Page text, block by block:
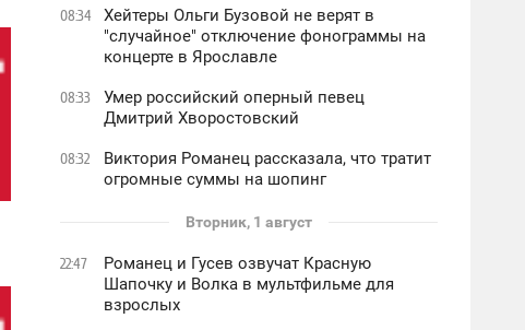
08:34
Хейтеры Ольги Бузовой не верят в
"случайное" отключение фонограммы на
концерте в Ярославле
08:33
Умер российский оперный певец
Дмитрий Хворостовский
08:32
Виктория Романец рассказала, что тратит
огромные суммы на шопинг
Вторник, 1 август
22:47
Романец и Гусев озвучат Красную
Шапочку и Волка в мультфильме для
взрослых